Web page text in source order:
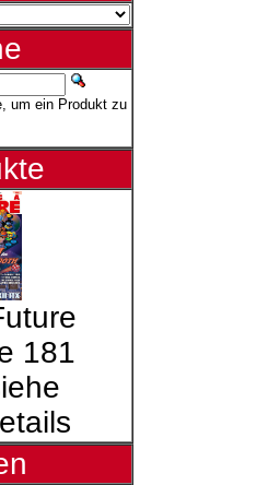
um ein Produkt zu
181